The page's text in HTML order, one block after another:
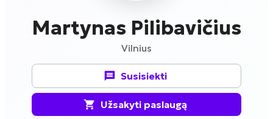
Martynas Pilibavičius
Vilnius
Susisiekti
Užsakyti paslaugą